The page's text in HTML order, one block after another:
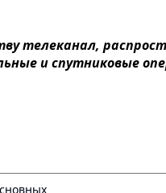
телеканал,
и спутниковые